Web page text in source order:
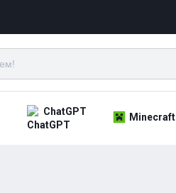
ChatGPT Minecraft